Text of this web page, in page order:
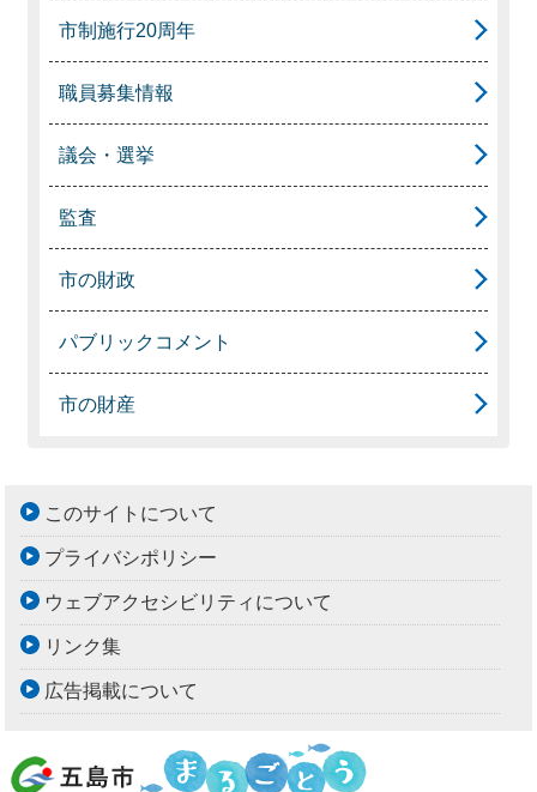
市制施行20周年
職員募集情報
議会・選挙
監査
市の財政
パブリックコメント
市の財産
このサイトについて
プライバシポリシー
ウェブアクセシビリティについて
リンク集
広告掲載について